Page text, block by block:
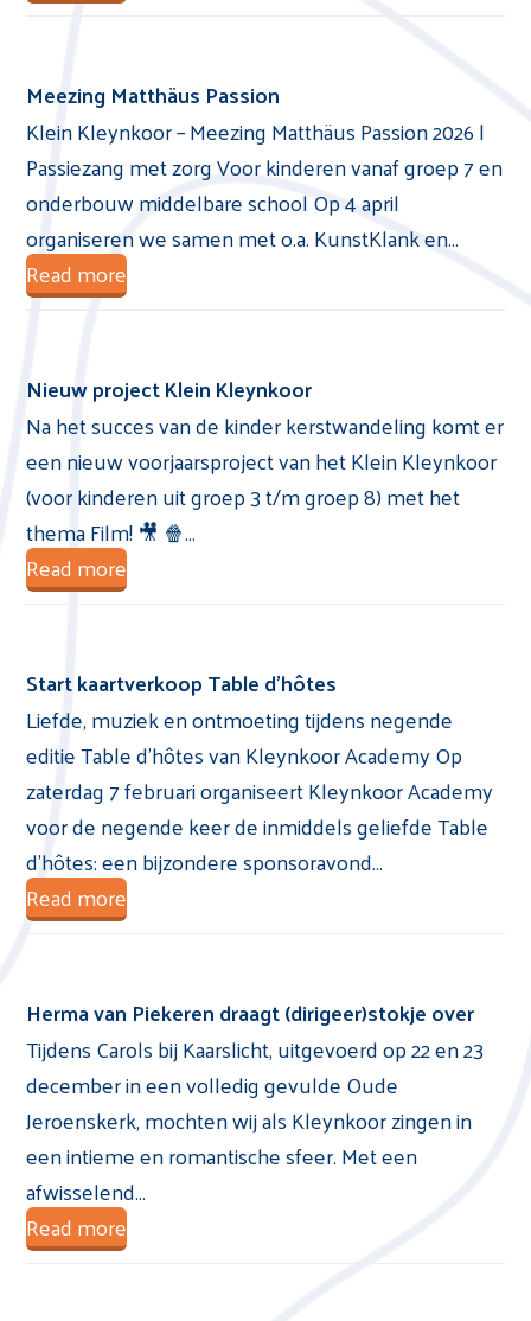
Meezing Matthäus Passion
Klein Kleynkoor – Meezing Matthäus Passion 2026 |
Passiezang met zorg Voor kinderen vanaf groep 7 en
onderbouw middelbare school Op 4 april
organiseren we samen met o.a. KunstKlank en…
Read more
Nieuw project Klein Kleynkoor
Na het succes van de kinder kerstwandeling komt er
een nieuw voorjaarsproject van het Klein Kleynkoor
(voor kinderen uit groep 3 t/m groep 8) met het
thema Film! 🎥 🍿…
Read more
Start kaartverkoop Table d’hôtes
Liefde, muziek en ontmoeting tijdens negende
editie Table d’hôtes van Kleynkoor Academy Op
zaterdag 7 februari organiseert Kleynkoor Academy
voor de negende keer de inmiddels geliefde Table
d’hôtes: een bijzondere sponsoravond…
Read more
Herma van Piekeren draagt (dirigeer)stokje over
Tijdens Carols bij Kaarslicht, uitgevoerd op 22 en 23
december in een volledig gevulde Oude
Jeroenskerk, mochten wij als Kleynkoor zingen in
een intieme en romantische sfeer. Met een
afwisselend…
Read more